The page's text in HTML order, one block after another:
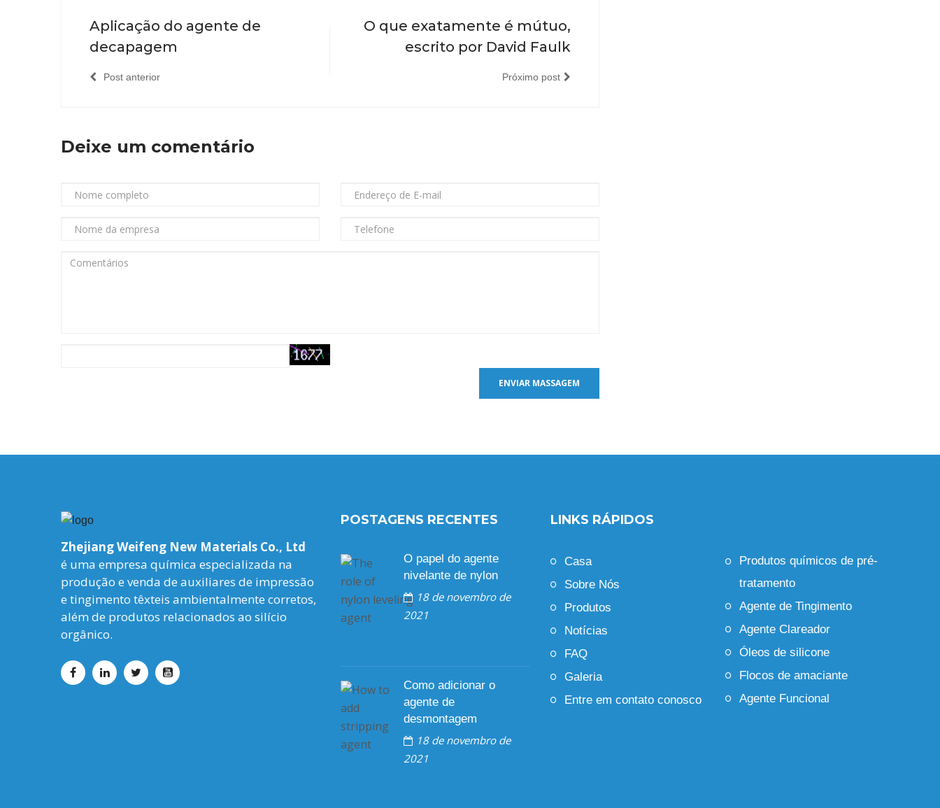
Aplicação do agente de
decapagem
Post anterior
O que exatamente é mútuo,
escrito por David Faulk
Próximo post
Deixe um comentário
ENVIAR MASSAGEM
Zhejiang Weifeng New Materials Co., Ltd
é uma empresa química especializada na
produção e venda de auxiliares de impressão
e tingimento têxteis ambientalmente corretos,
além de produtos relacionados ao silício
orgânico.
POSTAGENS RECENTES
O papel do agente
nivelante de nylon
18 de novembro de
2021
Como adicionar o
agente de
desmontagem
18 de novembro de
2021
LINKS RÁPIDOS
Casa
Sobre Nós
Produtos
Notícias
FAQ
Galeria
Entre em contato conosco
Produtos químicos de pré-
tratamento
Agente de Tingimento
Agente Clareador
Óleos de silicone
Flocos de amaciante
Agente Funcional